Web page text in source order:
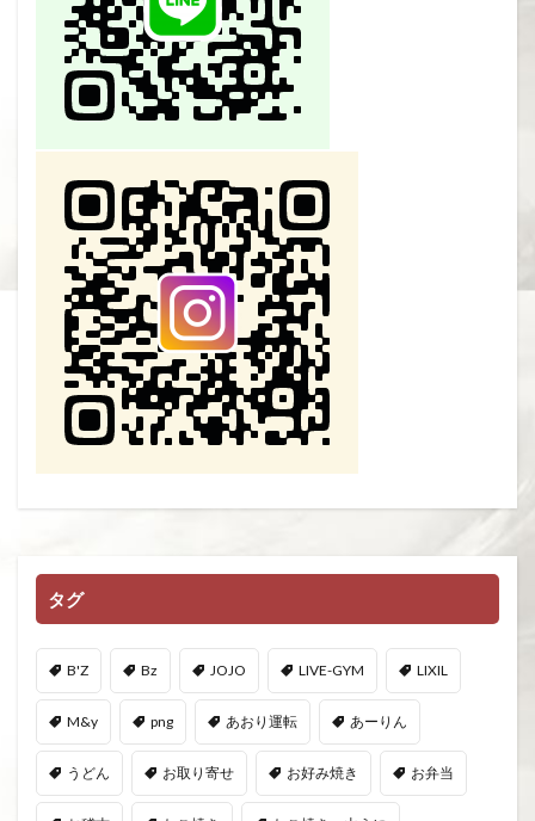
タグ
B'Z Bz JOJO LIVE-GYM LIXIL
M&y png あおり運転 あーりん
うどん お取り寄せ お好み焼き お弁当